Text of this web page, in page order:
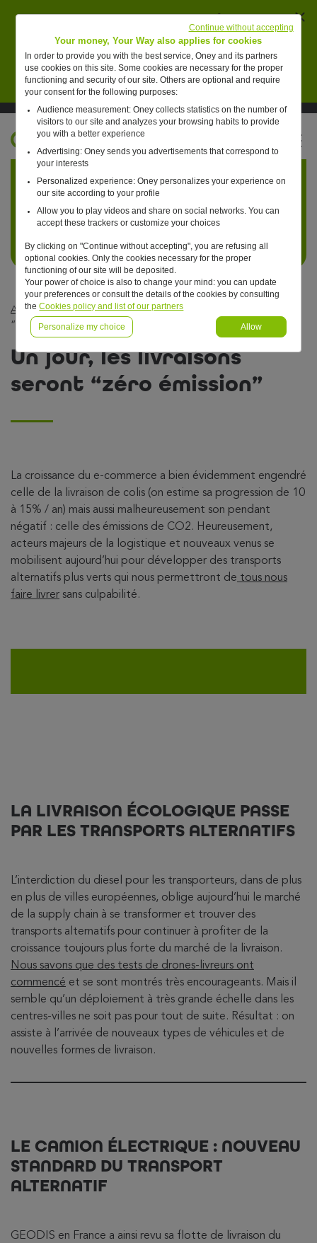
pour des collaborateurs de Oney pour vendre de
faux placements financiers.
En savoir plus
Suivre Oney sur LinkedIn
Suivre Oney sur YouTubeVoir les articles #oneday
Retour à l'accueil ?
Articles #oneday — Commerce — Un jour, les livraisons seront
“zéro émission”
Un jour, les livraisons
seront “zéro émission”
La croissance du e-commerce a bien évidemment engendré
celle de la livraison de colis (on estime sa progression de 10
à 15% / an) mais aussi malheureusement son pendant
négatif : celle des émissions de CO2. Heureusement,
acteurs majeurs de la logistique et nouveaux venus se
mobilisent aujourd’hui pour développer des transports
alternatifs plus verts qui nous permettront de tous nous
faire livrer sans culpabilité.
LA LIVRAISON ÉCOLOGIQUE PASSE
PAR LES TRANSPORTS ALTERNATIFS
L’interdiction du diesel pour les transporteurs, dans de plus
en plus de villes européennes, oblige aujourd’hui le marché
de la supply chain à se transformer et trouver des
transports alternatifs pour continuer à profiter de la
croissance toujours plus forte du marché de la livraison.
Nous savons que des tests de drones-livreurs ont
commencé et se sont montrés très encourageants. Mais il
semble qu’un déploiement à très grande échelle dans les
centres-villes ne soit pas pour tout de suite. Résultat : on
assiste à l’arrivée de nouveaux types de véhicules et de
nouvelles formes de livraison.
LE CAMION ÉLECTRIQUE : NOUVEAU
STANDARD DU TRANSPORT
ALTERNATIF
GEODIS en France a ainsi revu sa flotte de livraison du
Your money, Your Way also applies for cookies
In order to provide you with the best service, Oney and its partners
use cookies on this site. Some cookies are necessary for the proper
functioning and security of our site. Others are optional and require
your consent for the following purposes:
Audience measurement: Oney collects statistics on the number of
visitors to our site and analyzes your browsing habits to provide
you with a better experience
Advertising: Oney sends you advertisements that correspond to
your interests
Personalized experience: Oney personalizes your experience on
our site according to your profile
Allow you to play videos and share on social networks. You can
accept these trackers or customize your choices
By clicking on "Continue without accepting", you are refusing all
optional cookies. Only the cookies necessary for the proper
functioning of our site will be deposited.
Your power of choice is also to change your mind: you can update
your preferences or consult the details of the cookies by consulting
theCookies policy and list of our partners
Personalize my choice Allow
Continue without accepting